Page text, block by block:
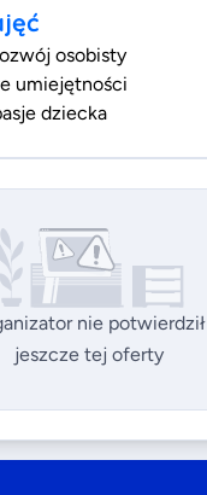
osobisty
umiejętności
dziecka
nie potwierdził
jeszcze tej oferty